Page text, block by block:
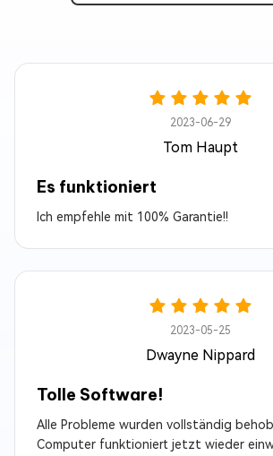
2023-06-29
Tom Haupt
Es funktioniert
Ich empfehle mit 100% Garantie!!
2023-05-25
Dwayne Nippard
Tolle Software!
Alle Probleme wurden vollständig
Computer funktioniert jetzt wieder